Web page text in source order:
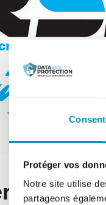
Protéger vos
Notre site utilise
partageons